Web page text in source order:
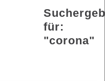
für:
"corona"